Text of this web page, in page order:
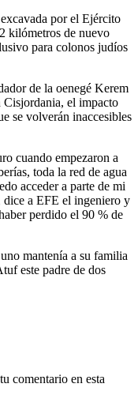
por el Ejército
kilómetros de nuevo
para colonos judíos
de la oenegé Kerem
el impacto
se volverán inaccesibles
cuando empezaron a
toda la red de agua
acceder a parte de mi
dice a EFE el ingeniero y
perdido el 90 % de
mantenía a su familia
este padre de dos
comentario en esta